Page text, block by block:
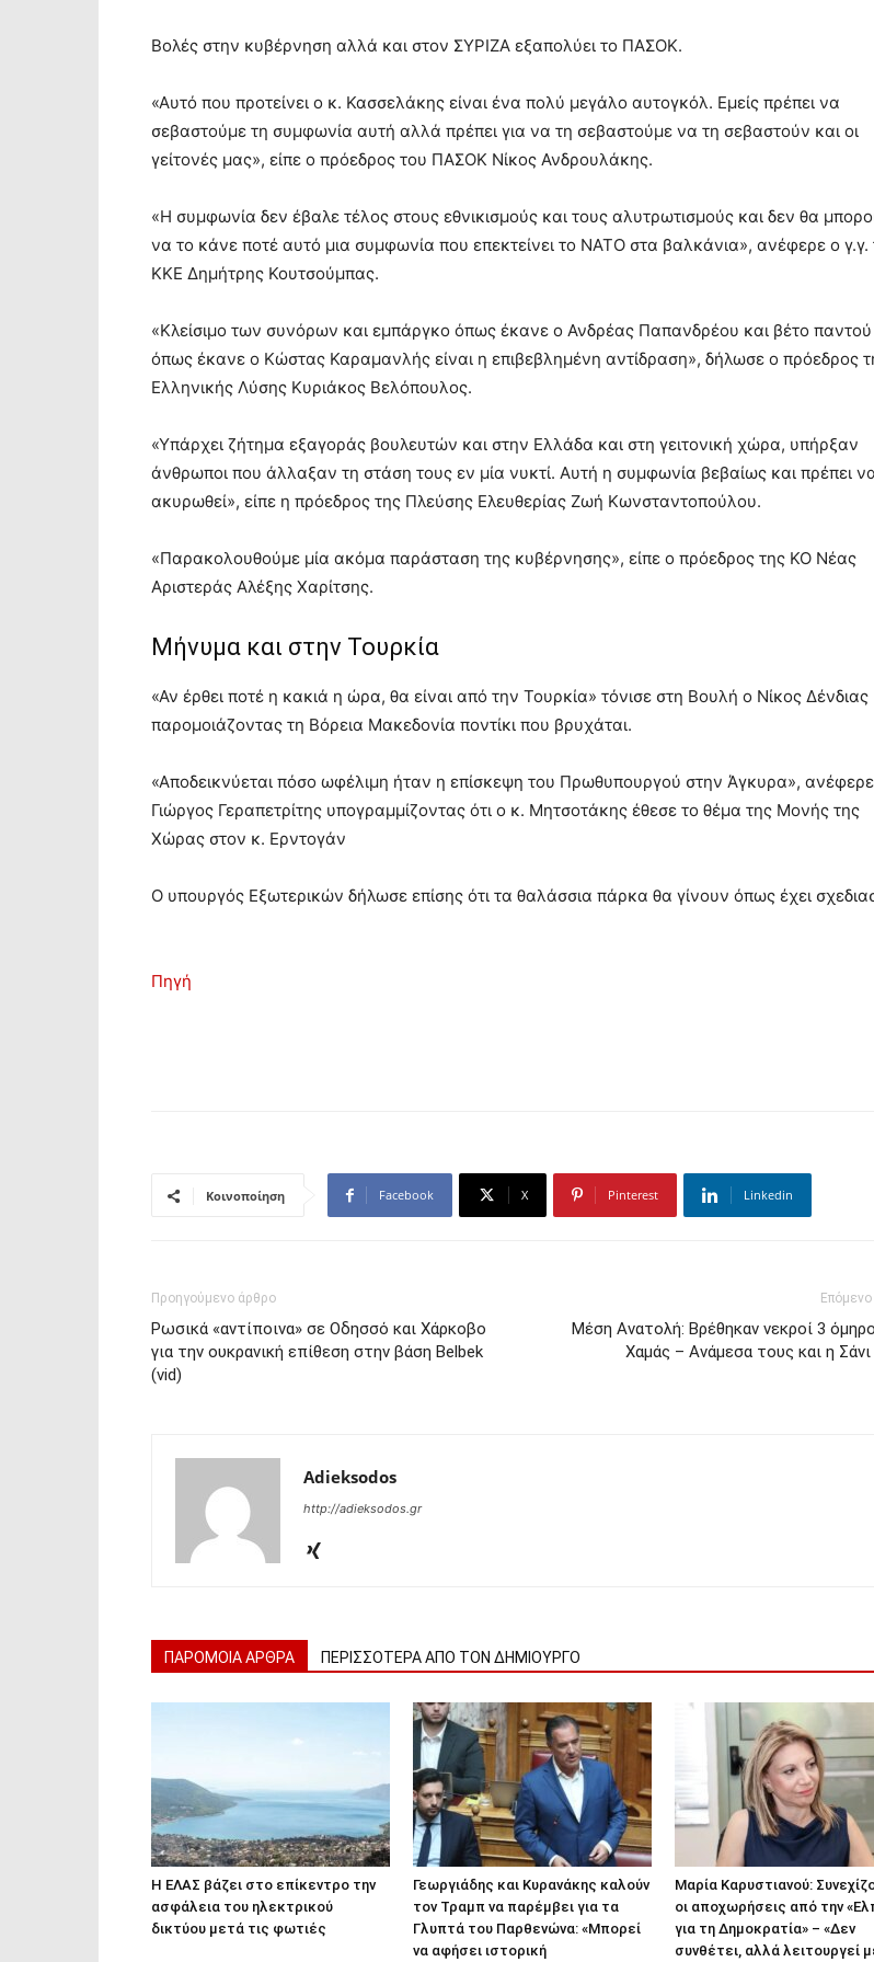
Βολές στην κυβέρνηση αλλά και στον ΣΥΡΙΖΑ εξαπολύει το ΠΑΣΟΚ.
«Αυτό που προτείνει ο κ. Κασσελάκης είναι ένα πολύ μεγάλο αυτογκόλ. Εμείς πρέπει να
σεβαστούμε τη συμφωνία αυτή αλλά πρέπει για να τη σεβαστούμε να τη σεβαστούν και οι
γείτονές μας», είπε ο πρόεδρος του ΠΑΣΟΚ Νίκος Ανδρουλάκης.
«Η συμφωνία δεν έβαλε τέλος στους εθνικισμούς και τους αλυτρωτισμούς και δεν θα
να το κάνε ποτέ αυτό μια συμφωνία που επεκτείνει το ΝΑΤΟ στα βαλκάνια», ανέφερε ο γ.γ.
ΚΚΕ Δημήτρης Κουτσούμπας.
«Κλείσιμο των συνόρων και εμπάργκο όπως έκανε ο Ανδρέας Παπανδρέου και βέτο παντού
όπως έκανε ο Κώστας Καραμανλής είναι η επιβεβλημένη αντίδραση», δήλωσε ο πρόεδρος
Ελληνικής Λύσης Κυριάκος Βελόπουλος.
«Υπάρχει ζήτημα εξαγοράς βουλευτών και στην Ελλάδα και στη γειτονική χώρα, υπήρξαν
άνθρωποι που άλλαξαν τη στάση τους εν μία νυκτί. Αυτή η συμφωνία βεβαίως και πρέπει
ακυρωθεί», είπε η πρόεδρος της Πλεύσης Ελευθερίας Ζωή Κωνσταντοπούλου.
«Παρακολουθούμε μία ακόμα παράσταση της κυβέρνησης», είπε ο πρόεδρος της ΚΟ Νέας
Αριστεράς Αλέξης Χαρίτσης.
Μήνυμα και στην Τουρκία
«Αν έρθει ποτέ η κακιά η ώρα, θα είναι από την Τουρκία» τόνισε στη Βουλή ο Νίκος Δένδιας
παρομοιάζοντας τη Βόρεια Μακεδονία ποντίκι που βρυχάται.
«Αποδεικνύεται πόσο ωφέλιμη ήταν η επίσκεψη του Πρωθυπουργού στην Άγκυρα»,
Γιώργος Γεραπετρίτης υπογραμμίζοντας ότι ο κ. Μητσοτάκης έθεσε το θέμα της Μονής της
Χώρας στον κ. Ερντογάν
Ο υπουργός Εξωτερικών δήλωσε επίσης ότι τα θαλάσσια πάρκα θα γίνουν όπως έχει
Πηγή
Κοινοποίηση Facebook X Pinterest Linkedin
Προηγούμενο άρθρο
Ρωσικά «αντίποινα» σε Οδησσό και Χάρκοβο
για την ουκρανική επίθεση στην βάση Belbek
(vid)
Μέση Ανατολή: Βρέθηκαν νεκροί 3
Χαμάς – Ανάμεσα τους και η
Adieksodos
http://adieksodos.gr
ΠΑΡΟΜΟΙΑ ΑΡΘΡΑ ΠΕΡΙΣΣΟΤΕΡΑ ΑΠΟ ΤΟΝ ΔΗΜΙΟΥΡΓΟ
Η ΕΛΑΣ βάζει στο επίκεντρο την
ασφάλεια του ηλεκτρικού
δικτύου μετά τις φωτιές
Γεωργιάδης και Κυρανάκης καλούν
τον Τραμπ να παρέμβει για τα
Γλυπτά του Παρθενώνα: «Μπορεί
να αφήσει ιστορική
Μαρία Καρυστιανού:
οι αποχωρήσεις από την
για τη Δημοκρατία» – «Δεν
συνθέτει, αλλά λειτουργεί